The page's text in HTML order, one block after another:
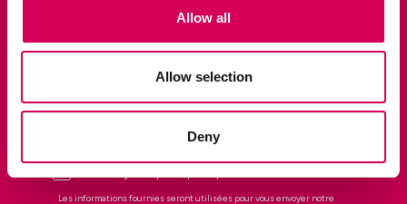
Allow all
Allow selection
Deny
JE VEUX BÉNÉFICIER DE MA RÉDUCTION DE 10 %
Je souhaite m'abonner à la newsletter
Les informations fournies seront utilisées pour vous envoyer notre